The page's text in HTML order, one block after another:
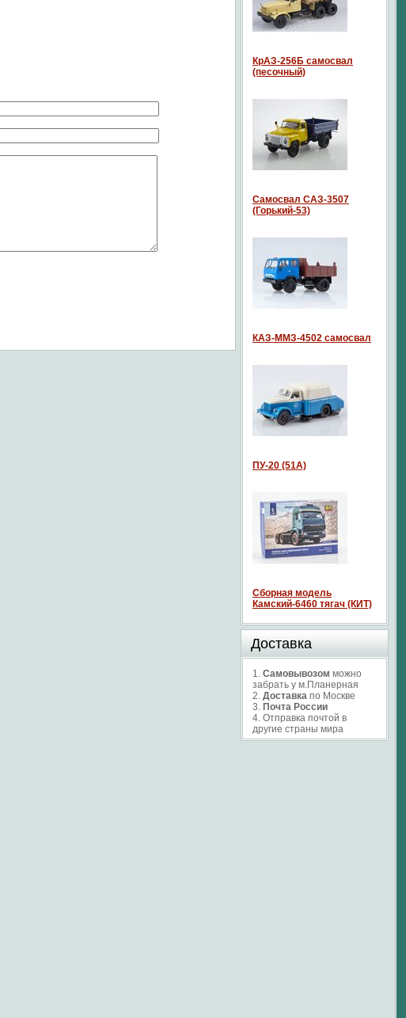
КрАЗ-256Б самосвал
(песочный)
Самосвал САЗ-3507
(Горький-53)
КАЗ-ММЗ-4502 самосвал
ПУ-20 (51А)
Сборная модель
Камский-6460 тягач (КИТ)
Доставка
1. Самовывозом можно
забрать у м.Планерная
2. Доставка по Москве
3. Почта России
4. Отправка почтой в
другие страны мира